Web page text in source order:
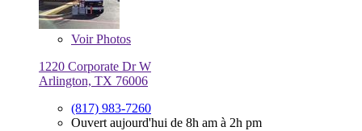
VoirPhotos
1220 Corporate Dr W
Arlington, TX 76006
(817) 983-7260
Ouvert aujourd'hui de 8h am à 2h pm